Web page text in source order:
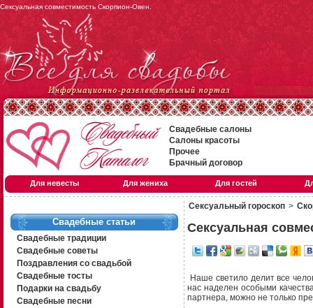
Сексуальная совместимость Скорпион-Овен.
Свадебные салоны
Салоны красоты
Прочее
Брачный договор
Для невесты Для жениха Для гостей
Свадебные статьи
Свадебные традиции
Свадебные советы
Поздравления со свадьбой
Свадебные тосты
Подарки на свадьбу
Свадебные песни
Сексуальный гороскоп >
Сексуальная
Наше светило делит все
нас наделен особыми
партнера, можно не только